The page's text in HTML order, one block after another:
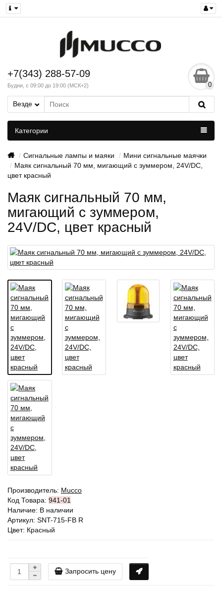
+7(343) 288-57-09
Будни, с 09:00 до 19:00 (МСК+2) 0
Везде
Категории
Сигнальные лампы и маяки
Мини сигнальные маячки
Маяк сигнальный 70 мм, мигающий с зуммером, 24V/DC,
цвет красный
Маяк сигнальный 70 мм,
мигающий с зуммером,
24V/DC, цвет красный
Производитель: Mucco
Код Товара: 941-01
Наличие: В наличии
Артикул: SNT-715-FB R
Цвет: Красный
Запросить цену